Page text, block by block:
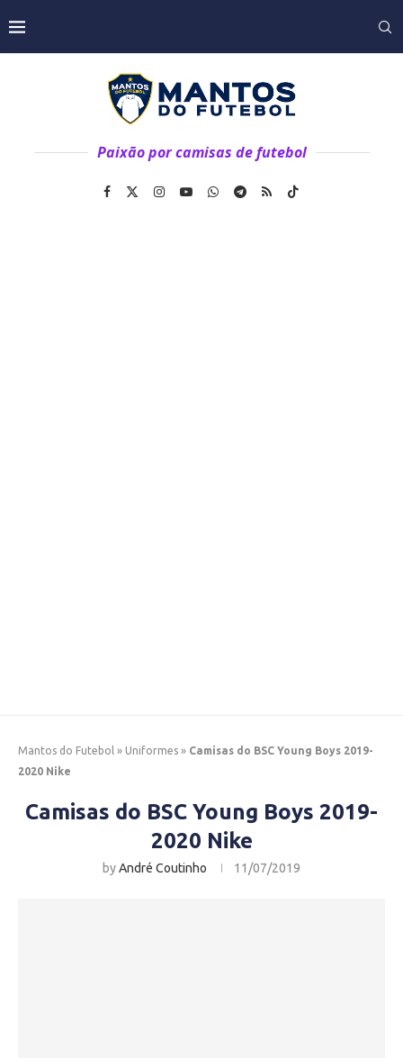
Paixão por camisas de futebol
Mantos do Futebol » Uniformes » Camisas do BSC Young Boys 2019-
2020 Nike
Camisas do BSC Young Boys 2019-
2020 Nike
byAndré Coutinho 11/07/2019